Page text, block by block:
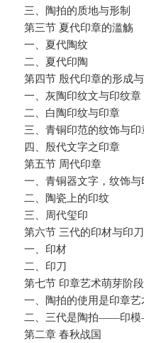
三、陶拍的质地与形制
第三节 夏代印章的滥觞
一、夏代陶纹
二、夏代印陶
第四节 殷代印章的形成
一、灰陶印纹文与印纹章
二、白陶印纹与印章
三、青铜印范的纹饰与印
四、殷代文字之印章
第五节 周代印章
一、青铜器文字，纹饰与
二、陶瓷上的印纹
三、周代玺印
第六节 三代的印材与印刀
一、印材
二、印刀
第七节 印章艺术萌芽阶
一、陶拍的使用是印章
二、三代是陶拍——印
第二章 春秋战国